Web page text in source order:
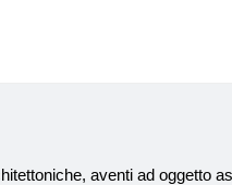
aventi ad oggetto